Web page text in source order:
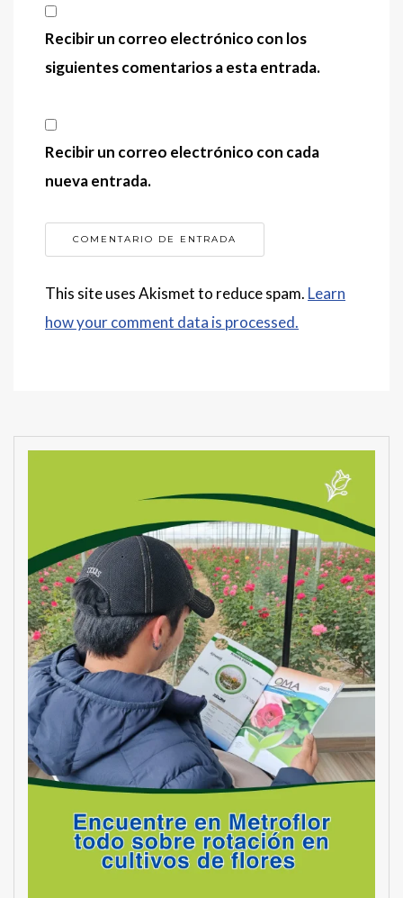
Recibir un correo electrónico con los
siguientes comentarios a esta entrada.
Recibir un correo electrónico con cada
nueva entrada.
This site uses Akismet to reduce spam. Learn
how your comment data is processed.